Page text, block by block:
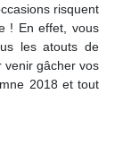
risquent
! En effet, vous
les atouts de
venir gâcher vos
2018 et tout